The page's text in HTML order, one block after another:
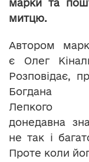
марки та
митцю.
Автором
є Олег
Розповідає,
Богдана
Лепкого
донедавна
не так і
Проте коли